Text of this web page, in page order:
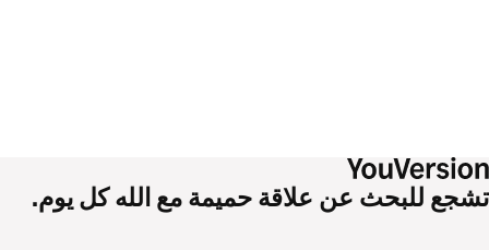
تشجع للبحث عن علاقة حميمة مع الله كل يوم.